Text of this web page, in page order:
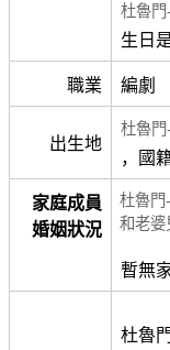
杜魯門
生日
職業 編劇
出生地
杜魯門
，國
家庭成員
婚姻狀況
杜魯門
和老婆
暫無
杜魯